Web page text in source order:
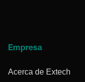
Empresa
Acerca de Extech